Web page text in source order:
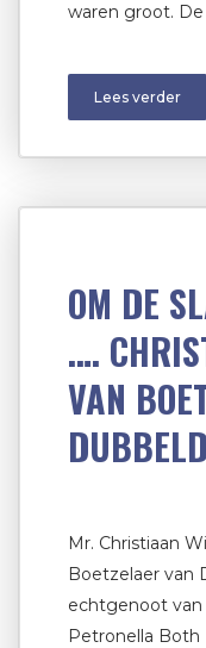
waren groot.
Lees verder
OM DE
….
VAN
Mr. Christiaan
Boetzelaer van
echtgenoot van
Petronella Both